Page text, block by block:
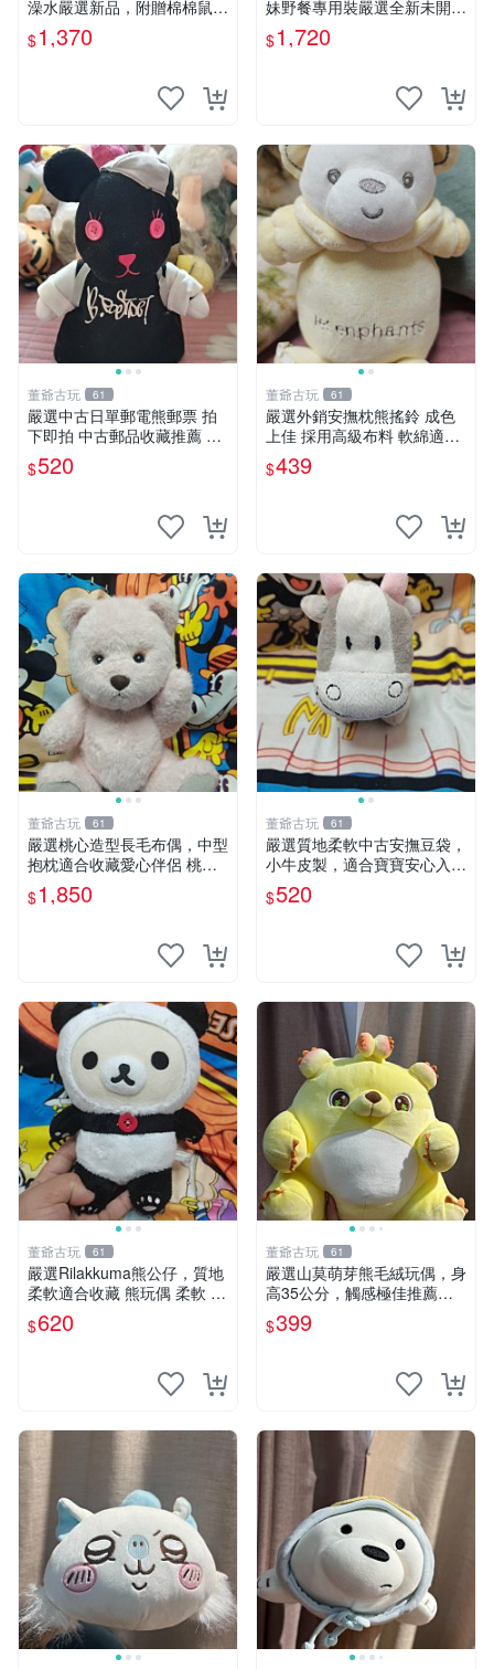
澡水嚴選新品，附贈棉棉鼠媽
媽與嬰兒及配件。-paper盒
裝，輕便設計方便攜帶。 棉
$1,370
妹野餐專用裝嚴選全新未開
封，包含兩組大童款紙盒裝，
適合收藏與分享。 餅乾熊兄
$1,720
董爺古玩 61
嚴選中古日單郵電熊郵票 拍
下即拍 中古郵品收藏推薦 郵
票 郵電熊 日本
$520
董爺古玩 61
嚴選外銷安撫枕熊搖鈴 成色
上佳 採用高級布料 軟綿適合
收藏 安心選購 安撫枕 熊玩具
搖鈴
$439
董爺古玩 61
嚴選桃心造型長毛布偶，中型
抱枕適合收藏愛心伴侶 桃心
抱枕 布娃娃 猛咬布偶
$1,850
董爺古玩 61
嚴選質地柔軟中古安撫豆袋，
小牛皮製，適合寶寶安心入
眠。 安撫豆袋 小牛皮 寶寶安
撫
$520
董爺古玩 61
嚴選Rilakkuma熊公仔，質地
柔軟適合收藏 熊玩偶 柔軟 公
仔 收藏
$620
董爺古玩 61
嚴選山莫萌芽熊毛絨玩偶，身
高35公分，觸感極佳推薦收
藏 萌芽熊 毛絨玩偶 串珠玩偶
$399